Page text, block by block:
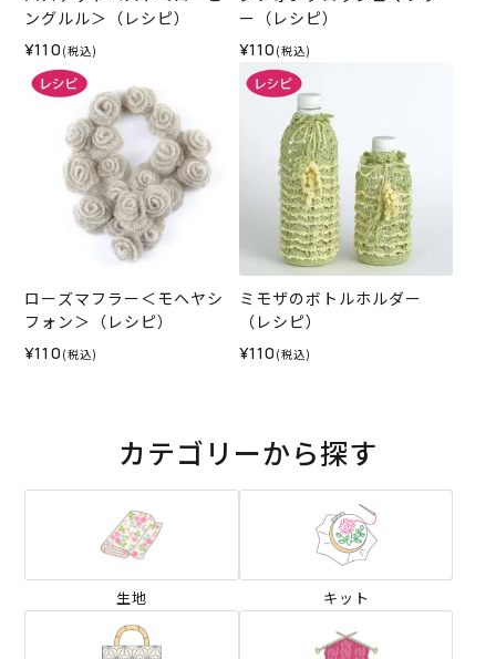
ングルル＞（レシピ）
¥110 (税込)
ー（レシピ）
¥110 (税込)
ローズマフラー＜モヘヤシ
フォン＞（レシピ）
¥110 (税込)
ミモザのボトルホルダー
（レシピ）
¥110 (税込)
カテゴリーから探す
生地 キット